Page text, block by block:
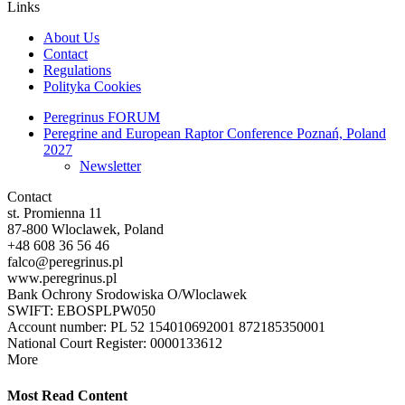
Links
About Us
Contact
Regulations
Polityka Cookies
Peregrinus FORUM
Peregrine and European Raptor Conference Poznań, Poland
2027
Newsletter
Contact
st. Promienna 11
87-800 Wloclawek, Poland
+48 608 36 56 46
falco@peregrinus.pl
www.peregrinus.pl
Bank Ochrony Srodowiska O/Wloclawek
SWIFT: EBOSPLPW050
Account number: PL 52 154010692001 872185350001
National Court Register: 0000133612
More
Most Read Content